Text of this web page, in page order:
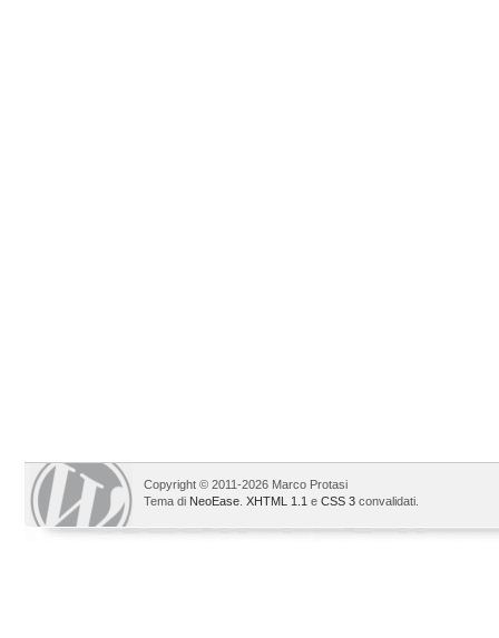
Copyright © 2011-2026 Marco Protasi
Tema di NeoEase XHTML 1.1 e CSS 3 convalidati.